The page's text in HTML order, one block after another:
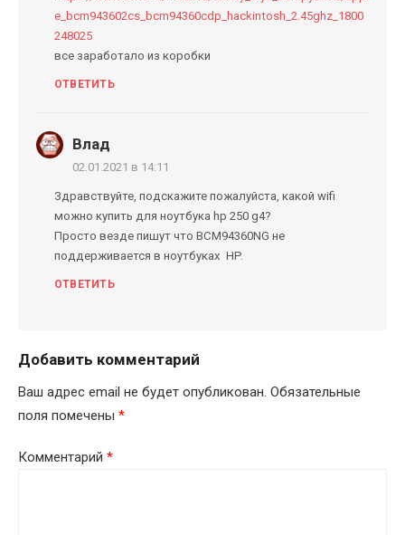
e_bcm943602cs_bcm94360cdp_hackintosh_2.45ghz_1800
248025
все заработало из коробки
ОТВЕТИТЬ
Влад
02.01.2021 в 14:11
Здравствуйте, подскажите пожалуйста, какой wifi
можно купить для ноутбука hp 250 g4?
Просто везде пишут что BCM94360NG не
поддерживается в ноутбуках HP.
ОТВЕТИТЬ
Добавить комментарий
Ваш адрес email не будет опубликован. Обязательные
поля помечены *
Комментарий *